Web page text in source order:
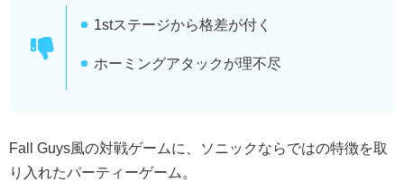
1stステージから格差が付く
ホーミングアタックが理不尽
Fall Guys風の対戦ゲームに、ソニックならではの特徴を取
り入れたパーティーゲーム。